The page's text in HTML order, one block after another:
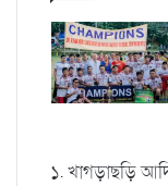
১. খাগড়াছড়ি